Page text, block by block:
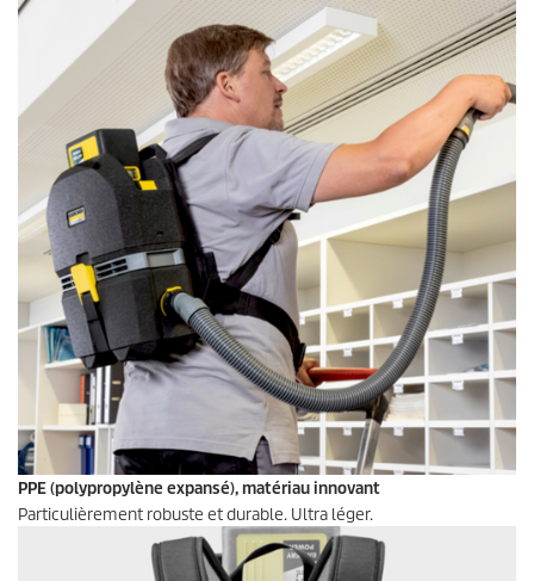
PPE (polypropylène expansé), matériau innovant
Particulièrement robuste et durable. Ultra léger.